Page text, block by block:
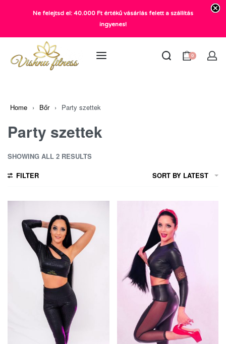
+36 20 372 2969
info@vishnu.hu
0
Home › Bőr › Party szettek
Party szettek
SHOWING ALL 2 RESULTS
FILTER
SORT BY LATEST
Ne felejtsd el: 40.000 Ft értékű vásárlás felett a szállítás
ingyenes!